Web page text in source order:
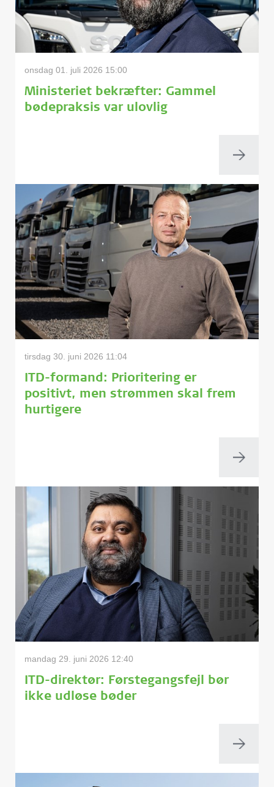
onsdag 01. juli 2026 15:00
Ministeriet bekræfter: Gammel
bødepraksis var ulovlig
tirsdag 30. juni 2026 11:04
ITD-formand: Prioritering er
positivt, men strømmen skal frem
hurtigere
mandag 29. juni 2026 12:40
ITD-direktør: Førstegangsfejl bør
ikke udløse bøder